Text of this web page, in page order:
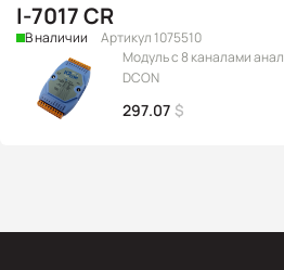
I-7017 CR
В наличии
Артикул 1075510
Модуль с 8 каналами
DCON
297.07 $